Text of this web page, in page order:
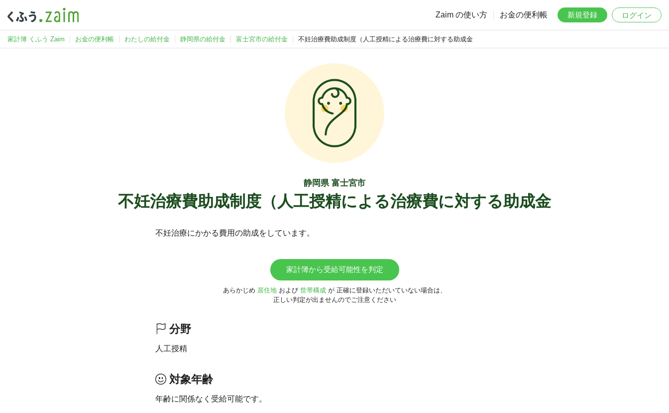
Zaim の使い方 お金の便利帳 新規登録 ログイン
家計簿 くふう Zaim お金の便利帳 わたしの給付金 静岡県の給付金 富士宮市の給付金 不妊治療費助成制度（人工授精による治療費に対する助成金
静岡県 富士宮市
不妊治療費助成制度（人工授精による治療費に対する助成金
不妊治療にかかる費用の助成をしています。
家計簿から受給可能性を判定
あらかじめ 居住地および 世帯構成が 正確に登録いただいていない場合は、
正しい判定が出ませんのでご注意ください
分野
人工授精
対象年齢
年齢に関係なく受給可能です。